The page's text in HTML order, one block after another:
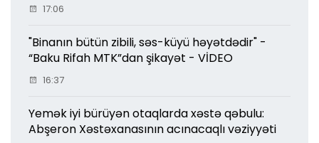
17:06
"Binanın bütün zibili, səs-küyü həyətdədir" -
“Baku Rifah MTK”dan şikayət - VİDEO
16:37
Yemək iyi bürüyən otaqlarda xəstə qəbulu:
Abşeron Xəstəxanasının acınacaqlı vəziyyəti